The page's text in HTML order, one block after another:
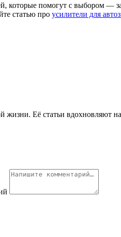
которые помогут с выбором —
статью про усилители для
Её статьи вдохновляют